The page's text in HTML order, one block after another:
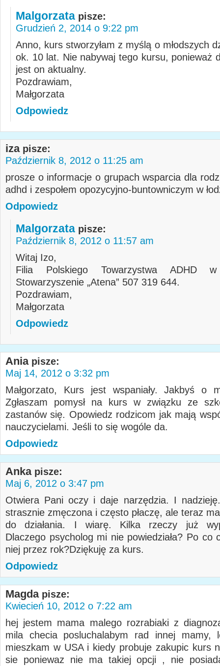
Malgorzata pisze:
Grudzień 2, 2014 o 9:22 pm
Anno, kurs stworzyłam z myślą o młodszych
ok. 10 lat. Nie nabywaj tego kursu, ponieważ
jest on aktualny.
Pozdrawiam,
Małgorzata
Odpowiedz
iza pisze:
Październik 8, 2012 o 11:25 am
prosze o informacje o grupach wsparcia dla
adhd i zespołem opozycyjno-buntowniczym w
Odpowiedz
Malgorzata pisze:
Październik 8, 2012 o 11:57 am
Witaj Izo,
Filia Polskiego Towarzystwa ADHD
Stowarzyszenie „Atena” 507 319 644.
Pozdrawiam,
Małgorzata
Odpowiedz
Ania pisze:
Maj 14, 2012 o 3:32 pm
Małgorzato, Kurs jest wspaniały. Jakbyś o
Zgłaszam pomysł na kurs w związku ze
zastanów się. Opowiedz rodzicom jak mają
nauczycielami. Jeśli to się wogóle da.
Odpowiedz
Anka pisze:
Maj 6, 2012 o 3:47 pm
Otwiera Pani oczy i daje narzędzia. I
strasznie zmęczona i często płaczę, ale teraz
do działania. I wiarę. Kilka rzeczy już
Dlaczego psycholog mi nie powiedziała? Po co
niej przez rok?Dziękuję za kurs.
Odpowiedz
Magda pisze:
Kwiecień 10, 2012 o 7:22 am
hej jestem mama malego rozrabiaki z
mila checia posluchalabym rad innej mamy,
mieszkam w USA i kiedy probuje zakupic kurs
sie poniewaz nie ma takiej opcji , nie